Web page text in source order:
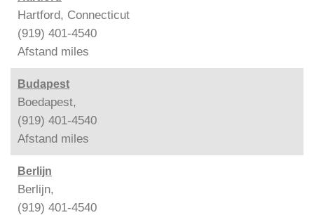
Hartford, Connecticut
(919) 401-4540
Afstand miles
Budapest
Boedapest,
(919) 401-4540
Afstand miles
Berlijn
Berlijn,
(919) 401-4540